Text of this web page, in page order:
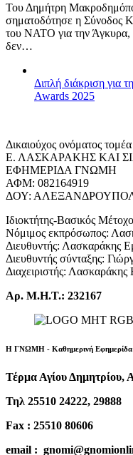
Του Δημήτρη
σηματοδότησε η Σύνοδος
του ΝΑΤΟ για την Άγκυρα,
δεν…
Διπλή διάκριση
Awards 2025
Δικαιούχος ονόματος
Ε. ΛΑΣΚΑΡΑΚΗΣ ΚΑΙ
ΕΦΗΜΕΡΙΔΑ ΓΝΩΜΗ
ΑΦΜ: 082164919
ΔΟΥ:
Ιδιοκτήτης-Βασικός
Νόμιμος εκπρόσωπος:
Διευθυντής: Λασκαράκης
Διευθυντής σύνταξης:
Διαχειριστής:
Αρ. Μ.Η.Τ.: 232167
Η ΓΝΩΜΗ - Καθημερινή Εφημερίδα
Τέρμα Αγίου Δημητρίου,
Τηλ 25510 24222, 29888
Fax : 25510 80606
email :